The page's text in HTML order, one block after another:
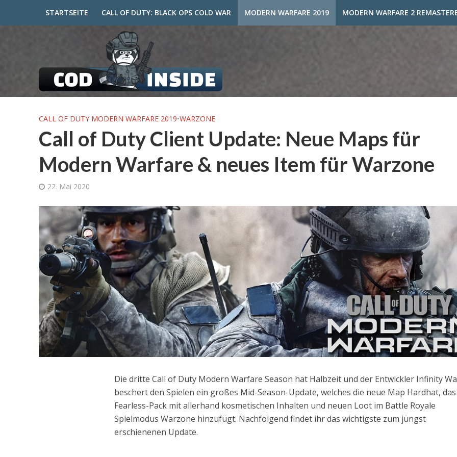
STARTSEITE CALL OF DUTY: BLACK OPS COLD WAR MODERN WARFARE 2019 MODERN WARFARE 2
CALL OF DUTY MODERN WARFARE 2019•WARZONE
Call of Duty Client Update: Neue Maps für
Modern Warfare & neues Item für Warzone
22. Mai 2020
Die dritte Call of Duty Modern Warfare Season hat Halbzeit und der Entwickler Infinity
beschert den Spielen ein großes Mid-Season-Update, welches die neue Map Hardhat, das
Fearless-Pack mit allerhand kosmetischen Inhalten und neuen Loot im Battle Royale
Spielmodus Warzone hinzufügt. Nachfolgend findet ihr das wichtigste zum jüngst
erschienenen Update.